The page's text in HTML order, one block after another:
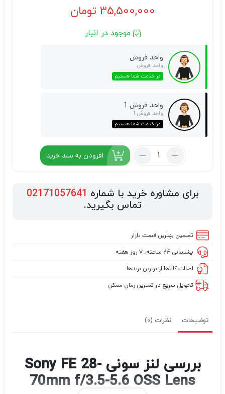
35,500,000 تومان
موجود در انبار
واحد فروش
واحد فروش
در خدمت شما هستیم
واحد فروش 1
واحد فروش 1
در خدمت شما هستیم
افزودن به سبد خرید
برای مشاوره خرید با شماره 02171057641
تماس بگیرید.
تضمین بهترین قیمت بازار
پشتیبانی ۲۴ ساعته، ۷ روز هفته
اصالت کالاها از برترین برندها
تحویل سریع در کمترین زمان ممکن
توضیحات نظرات (0)
بررسی لنز سونی Sony FE 28-
70mm f/3.5-5.6 OSS Lens